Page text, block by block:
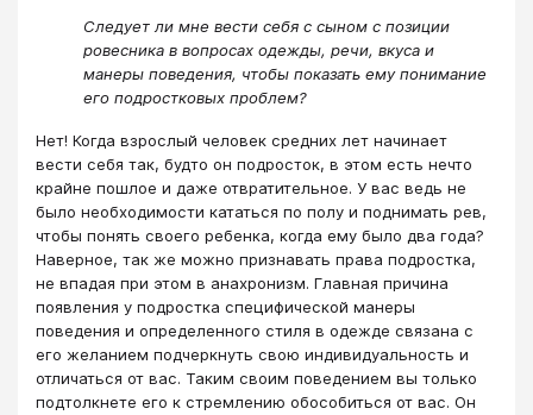
Следует ли мне вести себя с сыном с позиции
ровесника в вопросах одежды, речи, вкуса и
манеры поведения, чтобы показать ему понимание
его подростковых проблем?
Нет! Когда взрослый человек средних лет начинает
вести себя так, будто он подросток, в этом есть нечто
крайне пошлое и даже отвратительное. У вас ведь не
было необходимости кататься по полу и поднимать рев,
чтобы понять своего ребенка, когда ему было два года?
Наверное, так же можно признавать права подростка,
не впадая при этом в анахронизм. Главная причина
появления у подростка специфической манеры
поведения и определенного стиля в одежде связана с
его желанием подчеркнуть свою индивидуальность и
отличаться от вас. Таким своим поведением вы только
подтолкнете его к стремлению обособиться от вас. Он